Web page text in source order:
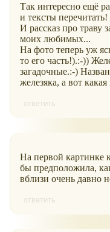
Так интересно ещё
и тексты перечитать!
И рассказ про траву
моих любимых...
На фото теперь уж
то его часть!).:-))
загадочные.:-)
железяка, а вот
ответить
На первой картинке
бы предположила,
вблизи очень давно
ответить